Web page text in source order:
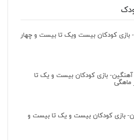
بازی کودکان بیست ویک تا بیست و چهار
آهنگین- بازی کودکان بیست و یک تا
ماهگی
بازی کودکان بیست و یک تا بیست و